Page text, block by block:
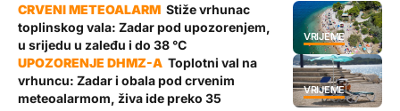
VRIJEME
Stiže vrhunac
toplinskog vala: Zadar pod upozorenjem,
u srijedu u zaleđu i do 38 °C
VRIJEME
Toplotni val na
vrhuncu: Zadar i obala pod crvenim
meteoalarmom, živa ide preko 35